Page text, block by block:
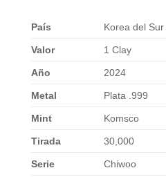
País Korea del Sur
Valor 1 Clay
Año 2024
Metal Plata .999
Mint Komsco
Tirada 30,000
Serie Chiwoo